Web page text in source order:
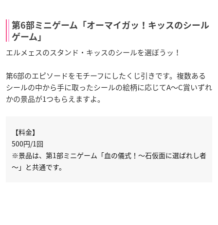
第6部ミニゲーム「オーマイガッ！キッスのシール
ゲーム」
エルメェスのスタンド・キッスのシールを選ぼうッ！
第6部のエピソードをモチーフにしたくじ引きです。複数ある
シールの中から手に取ったシールの絵柄に応じてA～C賞いずれ
かの景品が1つもらえますよ。
【料金】
500円/1回
※景品は、第1部ミニゲーム「血の儀式！～石仮面に選ばれし者
～」と共通です。